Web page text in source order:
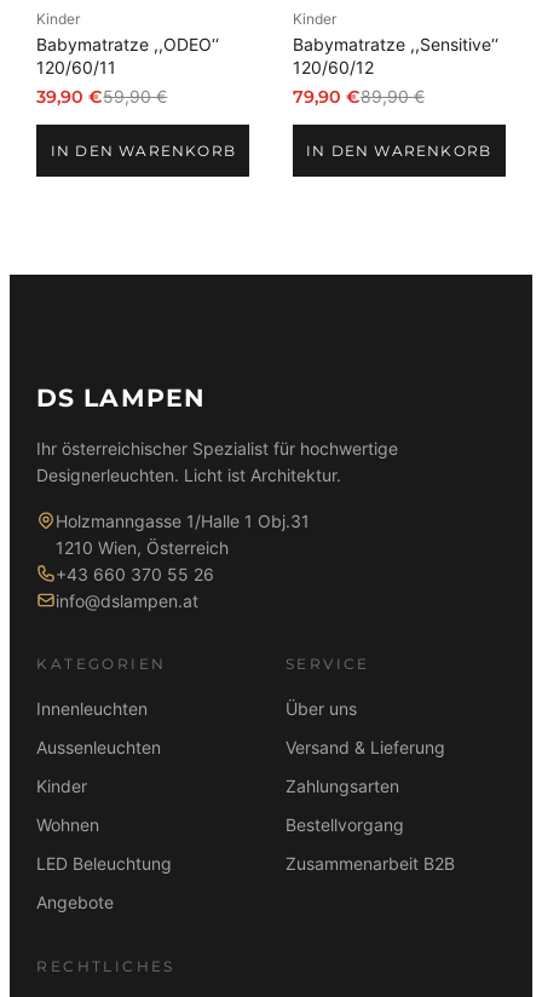
Kinder
Babymatratze ,,ODEO‘‘
120/60/11
59,90€
Ursprünglicher
war:
39,90€
Aktueller
ist:IN DEN WARENKORB
Kinder
Babymatratze ,,Sensitive‘‘
120/60/12
89,90€
Ursprünglicher
war:
79,90 €
Aktueller
ist:IN DEN WARENKORB
DS LAMPEN
Ihr österreichischer Spezialist für hochwertige
Designerleuchten. Licht ist Architektur.
Holzmanngasse 1/Halle 1 Obj.31
1210 Wien, Österreich
+43 660 370 55 26
info@dslampen.at
KATEGORIEN
Innenleuchten
Aussenleuchten
Kinder
Wohnen
LED Beleuchtung
Angebote
SERVICE
Über uns
Versand & Lieferung
Zahlungsarten
Bestellvorgang
Zusammenarbeit B2B
RECHTLICHES